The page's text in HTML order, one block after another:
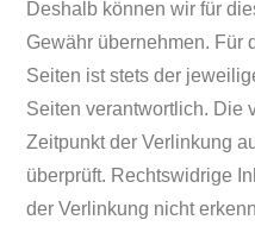
Deshalb können wir für
Gewähr übernehmen. Für
Seiten ist stets der
Seiten verantwortlich. Die
Zeitpunkt der Verlinkung
überprüft. Rechtswidrige
der Verlinkung nicht